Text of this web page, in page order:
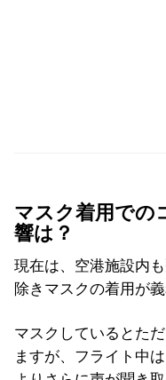
マスク着用での
響は？
現在は、空港施設内
除きマスクの着用が
マスクしているとた
ますが、フライト中